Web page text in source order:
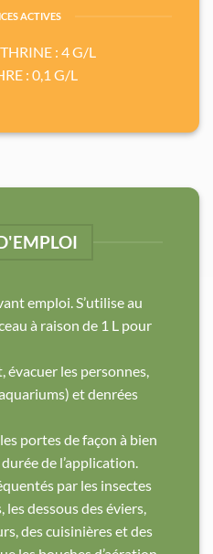
ACTIVES
: 4 G/L
: 0,1 G/L
emploi. S’utilise au
à raison de 1 L pour
les personnes,
et denrées
portes de façon à bien
de l’application.
par les insectes
dessous des éviers,
des cuisinières et des